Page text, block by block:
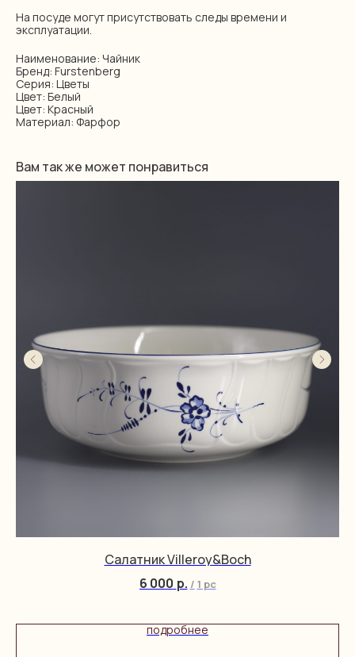
На посуде могут присутствовать следы времени и
эксплуатации.
Наименование: Чайник
Бренд: Furstenberg
Серия: Цветы
Цвет: Белый
Цвет: Красный
Материал: Фарфор
Вам так же может понравиться
Салатник Villeroy&Boch
6 000 р. / 1 pc
подробнее